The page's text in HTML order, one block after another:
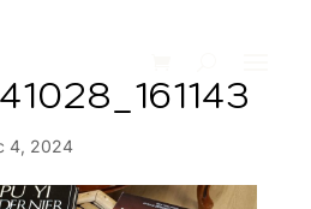
4, 2024